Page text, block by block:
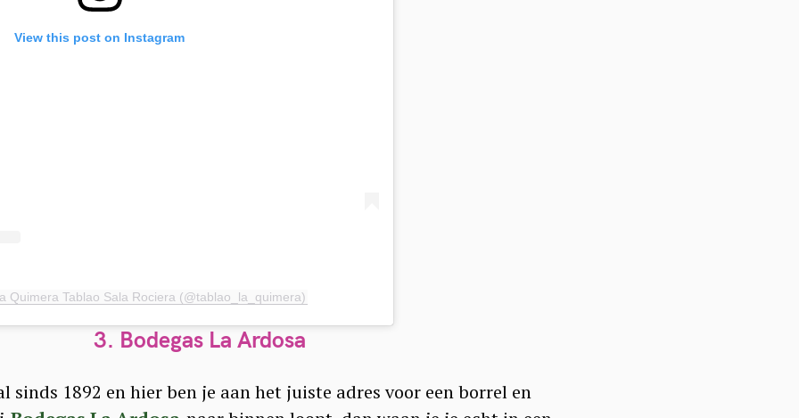
View this post on Instagram
Quimera Tablao Sala Rociera (@tablao_la_quimera)
3. Bodegas La Ardosa
sinds 1892 en hier ben je aan het juiste adres voor een borrel en